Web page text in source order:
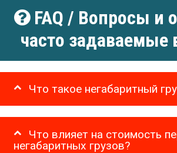
FAQ / Вопросы и
часто задаваемые
Что такое негабаритный
Что влияет на стоимость
негабаритных грузов?